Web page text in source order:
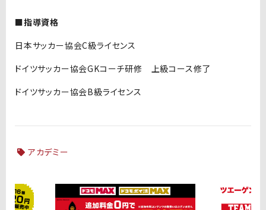
■指導資格
日本サッカー協会C級ライセンス
ドイツサッカー協会GKコーチ研修 上級コース修了
ドイツサッカー協会B級ライセンス
アカデミー